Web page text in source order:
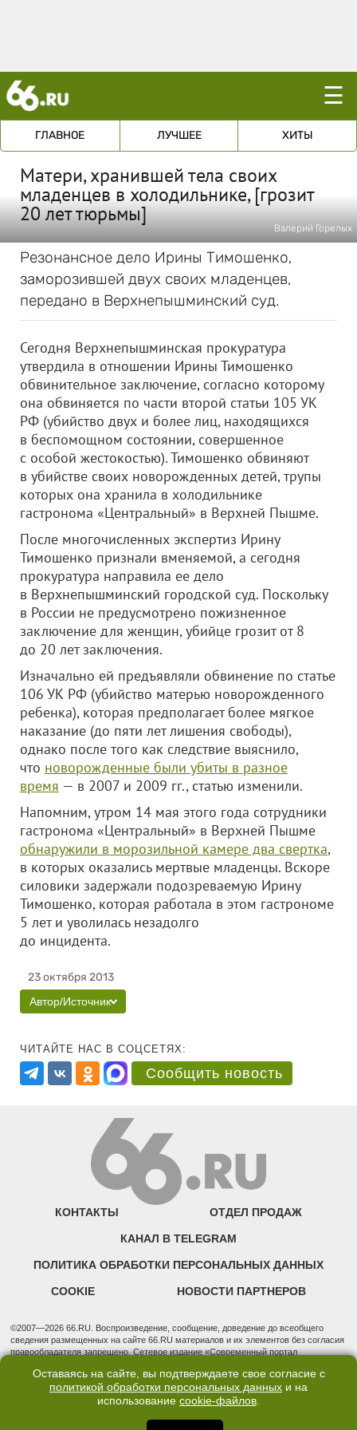
☰
ГЛАВНОЕ ЛУЧШЕЕ ХИТЫ
Матери, хранившей тела своих
младенцев в холодильнике, [грозит
20 лет тюрьмы]
Валерий Горелых
Резонансное дело Ирины Тимошенко,
заморозившей двух своих младенцев,
передано в Верхнепышминский суд.
Сегодня Верхнепышминская прокуратура
утвердила в отношении Ирины Тимошенко
обвинительное заключение, согласно которому
она обвиняется по части второй статьи 105 УК
РФ (убийство двух и более лиц, находящихся
в беспомощном состоянии, совершенное
с особой жестокостью). Тимошенко обвиняют
в убийстве своих новорожденных детей, трупы
которых она хранила в холодильнике
гастронома «Центральный» в Верхней Пышме.
После многочисленных экспертиз Ирину
Тимошенко признали вменяемой, а сегодня
прокуратура направила ее дело
в Верхнепышминский городской суд. Поскольку
в России не предусмотрено пожизненное
заключение для женщин, убийце грозит от 8
до 20 лет заключения.
Изначально ей предъявляли обвинение по статье
106 УК РФ (убийство матерью новорожденного
ребенка), которая предполагает более мягкое
наказание (до пяти лет лишения свободы),
однако после того как следствие выяснило,
что новорожденные были убиты в разное
время — в 2007 и 2009 гг., статью изменили.
Напомним, утром 14 мая этого года сотрудники
гастронома «Центральный» в Верхней Пышме
обнаружили в морозильной камере два свертка,
в которых оказались мертвые младенцы. Вскоре
силовики задержали подозреваемую Ирину
Тимошенко, которая работала в этом гастрономе
5 лет и уволилась незадолго
до инцидента.
23 октября 2013
Автор/Источник
ЧИТАЙТЕ НАС В СОЦСЕТЯХ:
Сообщить новость
КОНТАКТЫ ОТДЕЛ ПРОДАЖ
КАНАЛ В TELEGRAM
ПОЛИТИКА ОБРАБОТКИ ПЕРСОНАЛЬНЫХ ДАННЫХ
COOKIE НОВОСТИ ПАРТНЕРОВ
©2007—2026 66.RU. Воспроизведение, сообщение, доведение до всеобщего
сведения размещенных на сайте 66.RU материалов и их элементов без согласия
правообладателя запрещено. Сетевое издание «Современный портал
надзору в сфере связи, информационных технологий и массовых коммуникаций
(Роскомнадзор). Регистрационный номер ЭЛ № ФС 77 - 76634 от 02.09.2019
Учредитель: Общество с ограниченной ответственностью "66.ру". Юридический
3, оф. 7015 Фактический адрес редакции и отдела продаж: 620014, Свердловская
Оставаясь на сайте, вы подтверждаете свое согласие с
политикой обработки персональных данных и на
использование cookie-файлов.